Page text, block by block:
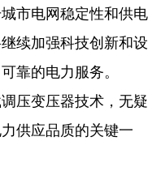
市电网稳定性和供电
续加强科技创新和设
靠的电力服务。
压变压器技术，无疑
供应品质的关键一